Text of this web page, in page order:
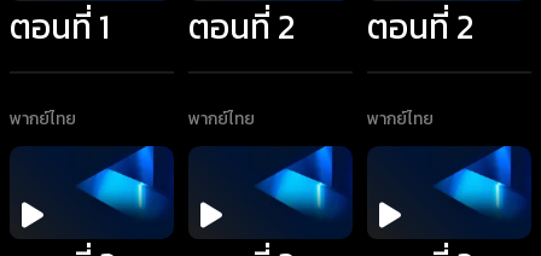
ตอนที่ 1
พากย์ไทย
ตอนที่ 2
พากย์ไทย
ตอนที่ 2
พากย์ไทย